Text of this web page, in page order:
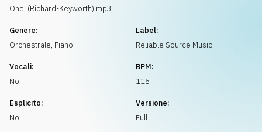
One_(Richard-Keyworth).mp3
Genere:
Orchestrale, Piano
Label:
Reliable Source Music
Vocali:
No
BPM:
115
Esplicito:
No
Versione:
Full